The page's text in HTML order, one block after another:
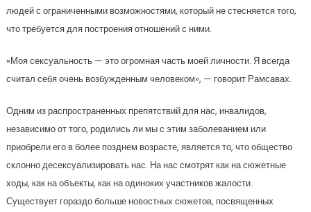
людей с ограниченными возможностями, который не стесняется того,
что требуется для построения отношений с ними.
«Моя сексуальность — это огромная часть моей личности. Я всегда
считал себя очень возбужденным человеком», — говорит Рамсавах.
Одним из распространенных препятствий для нас, инвалидов,
независимо от того, родились ли мы с этим заболеванием или
приобрели его в более позднем возрасте, является то, что общество
склонно десексуализировать нас. На нас смотрят как на сюжетные
ходы, как на объекты, как на одиноких участников жалости.
Существует гораздо больше новостных сюжетов, посвященных